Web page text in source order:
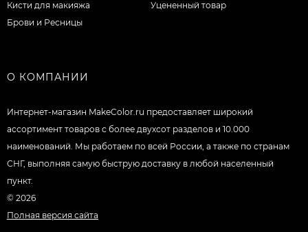
Кисти для макияжа
Брови и Ресницы
Уцененный товар
О КОМПАНИИ
Интернет-магазин MakeColor.ru предоставляет широкий
ассортимент товаров c более двухсот разделов и 10.000
наименований. Мы работаем по всей России, а также по странам
СНГ, выполняя самую быструю доставку в любой населенный
пункт.
© 2026
Полная версия сайта